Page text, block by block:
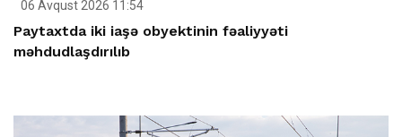
06 Avqust 2026 11:54
Paytaxtda iki iaşə obyektinin fəaliyyəti
məhdudlaşdırılıb